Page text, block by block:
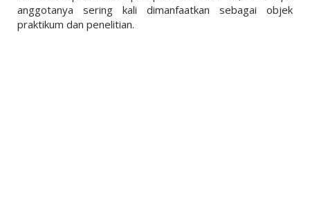
anggotanya sering kali dimanfaatkan sebagai objek
praktikum dan penelitian.